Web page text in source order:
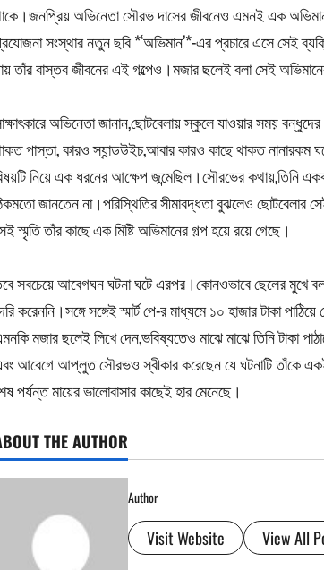
অভিনেতা সৌরভ দাসের জীবনেও এমনই এক অভিমান
সংস্থার নতুন ছবি *‘অভিমান’*-এর প্রচারে এসে সেই
তাঁর বাস্তব জীবনের এই গল্পেও।মজার ছলেই বলা সেই
অভিনেতা জানান,ছোটবেলায় স্কুলে যাওয়ার সময়
পাস্তা, কারও স্যান্ডউইচ,আবার কারও কাছে থাকত
নিয়ে এক ধরনের আক্ষেপ জন্মেছিল।সৌরভের কথায়,তিনি
জানতেন না।পরিস্থিতির সীমাবদ্ধতা বুঝলেও ছোটবেলার
স্মৃতি তাঁর কাছে এক মিষ্টি অভিমানের গল্প হয়ে রয়ে গেছে।
সবচেয়ে আবেগঘন ঘটনা ঘটে এরপর।কোনওভাবে ছেলের মুখে
করেননি।সঙ্গে সঙ্গেই স্মার্ট পে-র মাধ্যমে ১০ হাজার টাকা
মজার ছলেই লিখে দেন,ভবিষ্যতেও মাঝে মাঝে তিনি টাকা
আবেগে আপ্লুত সৌরভও স্বীকার করেছেন যে ঘটনাটি তাঁকে
পর্যন্ত মায়ের ভালোবাসার কাছেই হার মেনেছে।
THE AUTHOR
Author
Visit Website View All